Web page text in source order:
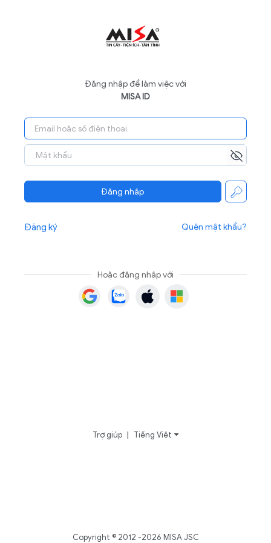
Đăng nhập để làm việc với
MISA ID
Đăng nhập
Đăng ký Quên mật khẩu?
Hoặc đăng nhập với
Trợ giúp | Tiếng Việt
Copyright © 2012 -2026 MISA JSC